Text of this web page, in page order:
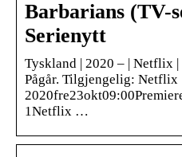
Barbarians (TV-
Serienytt
Tyskland | 2020 – | Netflix |
Pågår. Tilgjengelig:
1Netflix …